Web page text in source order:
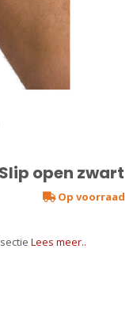
Slip open zwart
Op voorraad
Lees meer..